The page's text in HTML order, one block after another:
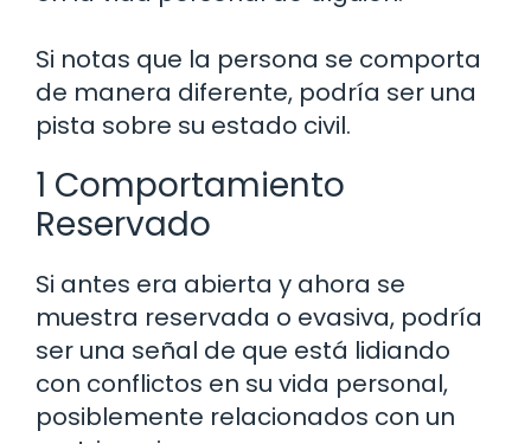
Si notas que la persona se comporta
de manera diferente, podría ser una
pista sobre su estado civil.
1 Comportamiento
Reservado
Si antes era abierta y ahora se
muestra reservada o evasiva, podría
ser una señal de que está lidiando
con conflictos en su vida personal,
posiblemente relacionados con un